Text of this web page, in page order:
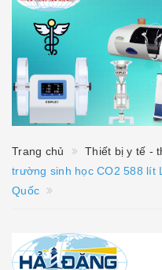
Trang chủ Thiết bị y tế -
trường sinh học CO2 588 lít
Quốc